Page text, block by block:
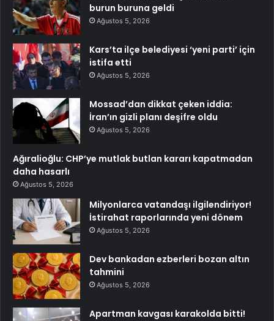
burun buruna geldi
Ağustos 5, 2026
Kars’ta ilçe belediyesi ‘yeni parti’ için
istifa etti
Ağustos 5, 2026
Mossad’dan dikkat çeken iddia:
İran’ın gizli planı deşifre oldu
Ağustos 5, 2026
Ağıralioğlu: CHP’ye mutlak butlan kararı kapatmadan
daha hasarlı
Ağustos 5, 2026
Milyonlarca vatandaşı ilgilendiriyor!
İstirahat raporlarında yeni dönem
Ağustos 5, 2026
Dev bankadan ezberleri bozan altın
tahmini
Ağustos 5, 2026
Apartman kavgası karakolda bitti!